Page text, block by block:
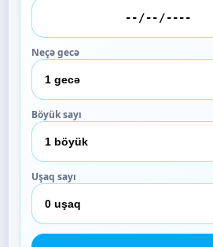
Neçə gecə
Böyük sayı
Uşaq sayı